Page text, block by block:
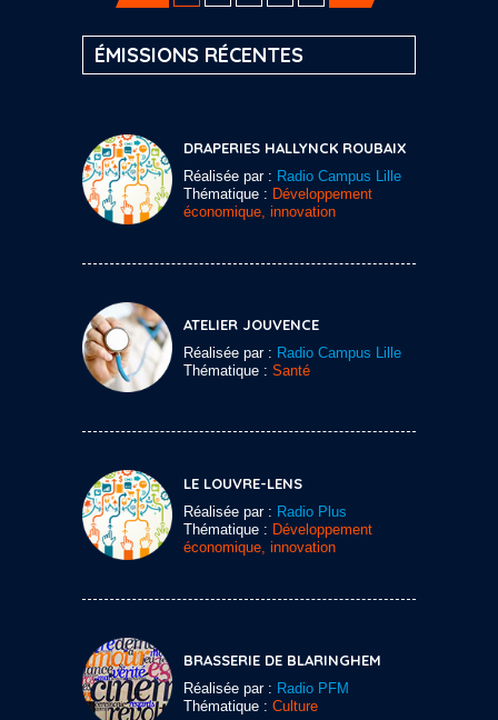
ÉMISSIONS RÉCENTES
DRAPERIES HALLYNCK ROUBAIX
Réalisée par : Radio Campus Lille
Thématique : Développement
économique, innovation
ATELIER JOUVENCE
Réalisée par : Radio Campus Lille
Thématique : Santé
LE LOUVRE-LENS
Réalisée par : Radio Plus
Thématique : Développement
économique, innovation
BRASSERIE DE BLARINGHEM
Réalisée par : Radio PFM
Thématique : Culture